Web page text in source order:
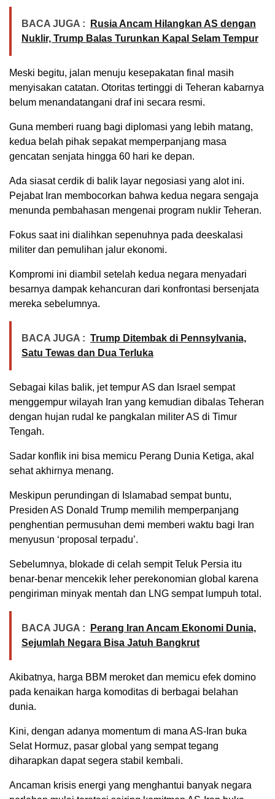
BACA JUGA :
Rusia Ancam Hilangkan AS dengan
Nuklir, Trump Balas Turunkan Kapal Selam Tempur
Meski begitu, jalan menuju kesepakatan final masih
menyisakan catatan. Otoritas tertinggi di Teheran kabarnya
belum menandatangani draf ini secara resmi.
Guna memberi ruang bagi diplomasi yang lebih matang,
kedua belah pihak sepakat memperpanjang masa
gencatan senjata hingga 60 hari ke depan.
Ada siasat cerdik di balik layar negosiasi yang alot ini.
Pejabat Iran membocorkan bahwa kedua negara sengaja
menunda pembahasan mengenai program nuklir Teheran.
Fokus saat ini dialihkan sepenuhnya pada deeskalasi
militer dan pemulihan jalur ekonomi.
Kompromi ini diambil setelah kedua negara menyadari
besarnya dampak kehancuran dari konfrontasi bersenjata
mereka sebelumnya.
BACA JUGA : Trump Ditembak di Pennsylvania,
Satu Tewas dan Dua Terluka
Sebagai kilas balik, jet tempur AS dan Israel sempat
menggempur wilayah Iran yang kemudian dibalas Teheran
dengan hujan rudal ke pangkalan militer AS di Timur
Tengah.
Sadar konflik ini bisa memicu Perang Dunia Ketiga, akal
sehat akhirnya menang.
Meskipun perundingan di Islamabad sempat buntu,
Presiden AS Donald Trump memilih memperpanjang
penghentian permusuhan demi memberi waktu bagi Iran
menyusun ‘proposal terpadu’.
Sebelumnya, blokade di celah sempit Teluk Persia itu
benar-benar mencekik leher perekonomian global karena
pengiriman minyak mentah dan LNG sempat lumpuh total.
BACA JUGA :
Perang Iran Ancam Ekonomi Dunia,
Sejumlah Negara Bisa Jatuh Bangkrut
Akibatnya, harga BBM meroket dan memicu efek domino
pada kenaikan harga komoditas di berbagai belahan
dunia.
Kini, dengan adanya momentum di mana AS-Iran buka
Selat Hormuz, pasar global yang sempat tegang
diharapkan dapat segera stabil kembali.
Ancaman krisis energi yang menghantui banyak negara